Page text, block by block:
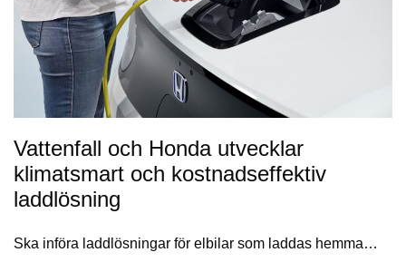
Vattenfall och Honda utvecklar
klimatsmart och kostnadseffektiv
laddlösning
Ska införa laddlösningar för elbilar som laddas hemma…